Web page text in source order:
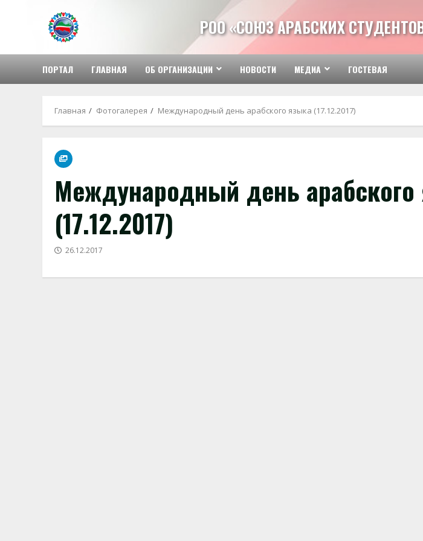
содержимому
РОО «СОЮЗ АРАБСКИХ
ПОРТАЛ ГЛАВНАЯ ОБ ОРГАНИЗАЦИИ НОВОСТИ МЕДИА ГОСТЕВАЯ
Главная Фотогалерея Международный день арабского языка (17.12.2017)
Международный день
(17.12.2017)
26.12.2017